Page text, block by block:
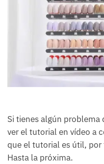
Si tienes algún
ver el tutorial en vídeo a
que el tutorial es útil, por
Hasta la próxima.